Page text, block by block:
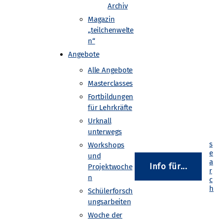
Archiv
Magazin
„teilchenwelte
n“
Angebote
Alle Angebote
Masterclasses
Fortbildungen
für Lehrkräfte
Urknall
unterwegs
Workshops
und
Projektwoche
n
Schülerforsch
ungsarbeiten
Woche der
Info für...